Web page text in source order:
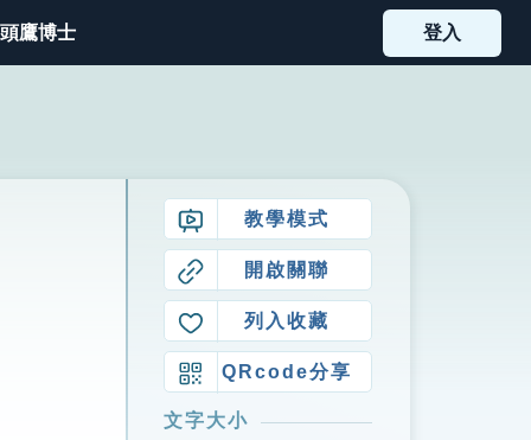
鷹博士 登入
教學模式
開啟關聯
列入收藏
QRcode分享
文字大小